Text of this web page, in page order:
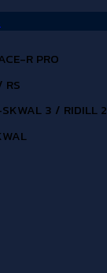
R PRO
RS
3 / RIDILL 2